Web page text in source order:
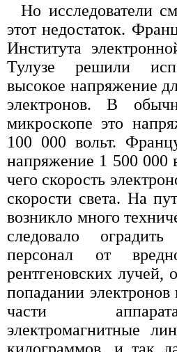
Но исследователи
этот недостаток.
Института
Тулузе решили
высокое напряжение
электронов. В
микроскопе это
100 000 вольт.
напряжение 1 500 000
чего скорость
скорости света. На
возникло много
следовало
персонал от
рентгеновских лучей,
попадании электронов
части
электромагнитные